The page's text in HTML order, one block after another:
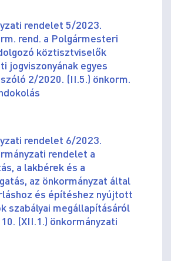
rendelet 5/2023.
rend. a Polgármesteri
köztisztviselők
jogviszonyának egyes
2/2020. (II.5.) önkorm.
rendelet 6/2023.
rendelet a
a lakbérek és a
az önkormányzat által
és építéshez nyújtott
szabályai megállapításáról
(XII.1.) önkormányzati